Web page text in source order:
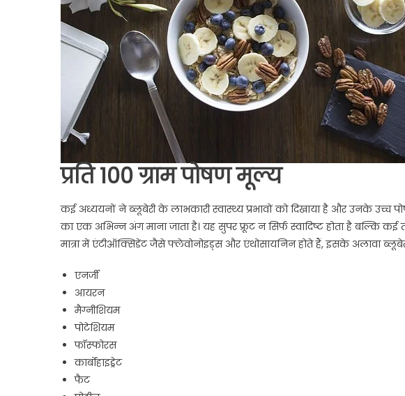
प्रति 100 ग्राम पोषण मूल्य
कई अध्ययनों ने ब्लूबेरी के लाभकारी स्वास्थ्य प्रभावों को दिखाया है और उनके
का एक अभिन्न अंग माना जाता है। यह सुपर फ्रूट न सिर्फ स्वादिष्ट होता है बल्कि कई
मात्रा में एंटीऑक्सिडेंट जैसे फ्लेवोनोइड्स और एंथोसायनिन होते हैं, इसके अलावा
एनर्जी
आयरन
मैग्नीशियम
पोटेशियम
फॉस्फोरस
कार्बोहाइड्रेट
फैट